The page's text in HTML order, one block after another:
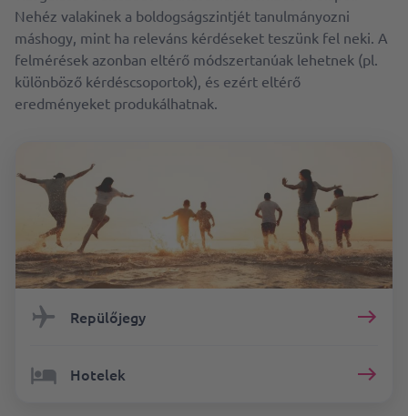
Nehéz valakinek a boldogságszintjét tanulmányozni
máshogy, mint ha releváns kérdéseket teszünk fel neki. A
felmérések azonban eltérő módszertanúak lehetnek (pl.
különböző kérdéscsoportok), és ezért eltérő
eredményeket produkálhatnak.
Repülőjegy
Hotelek